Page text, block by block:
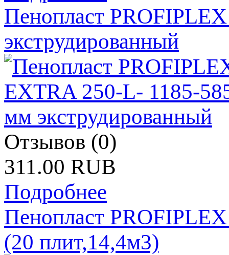
Пенопласт
экструдированный
Отзывов (0)
311.00 RUB
Подробнее
Пенопласт
(20 плит,14,4м3)